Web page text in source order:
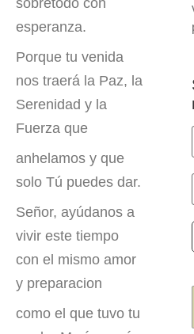
sobretodo con
esperanza.
Porque tu venida
nos traerá la Paz, la
Serenidad y la
Fuerza que
anhelamos y que
solo Tú puedes dar.
Señor, ayúdanos a
vivir este tiempo
con el mismo amor
y preparacion
como el que tuvo tu